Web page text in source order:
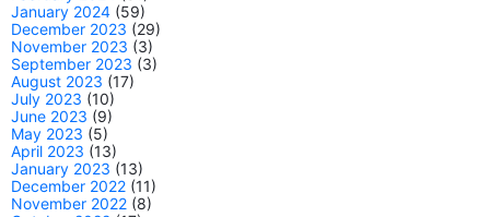
January 2024 (59)
December 2023 (29)
November 2023 (3)
September 2023 (3)
August 2023 (17)
July 2023 (10)
June 2023 (9)
May 2023 (5)
April 2023 (13)
January 2023 (13)
December 2022 (11)
November 2022 (8)